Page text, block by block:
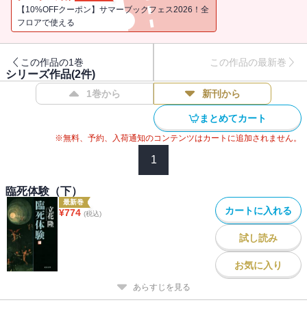
【10%OFFクーポン】サマーブックフェス2026！全
フロアで使える
この作品の1巻 この作品の最新巻
シリーズ作品(2件)
1巻から 新刊から
まとめてカート
※無料、予約、入荷通知のコンテンツはカートに追加されません。
1
臨死体験（下）
最新巻
¥774 (税込) カートに入れる
試し読み
お気に入り
あらすじを見る